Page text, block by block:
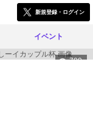
新規登録・ログイン
イベント
709